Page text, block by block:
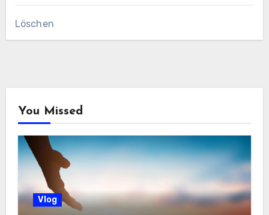
Löschen
You Missed
Vlog